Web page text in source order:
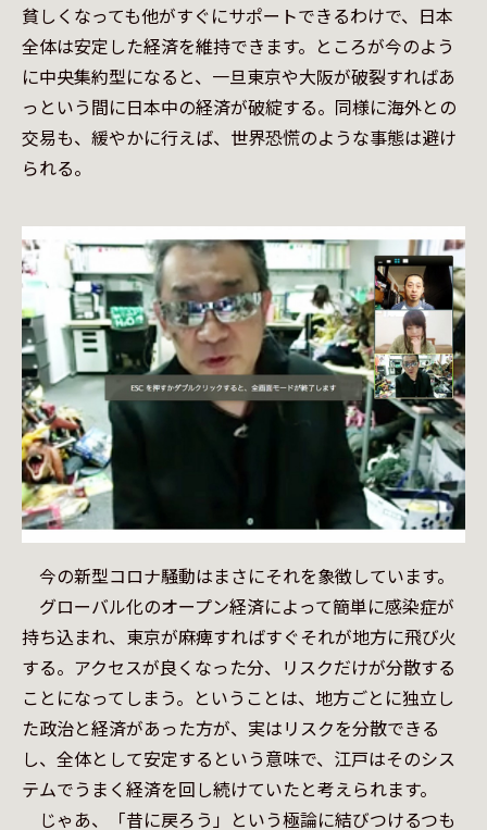
貧しくなっても他がすぐにサポートできるわけで、日本
全体は安定した経済を維持できます。ところが今のよう
に中央集約型になると、一旦東京や大阪が破裂すればあ
っという間に日本中の経済が破綻する。同様に海外との
交易も、緩やかに行えば、世界恐慌のような事態は避け
られる。
今の新型コロナ騒動はまさにそれを象徴しています。
グローバル化のオープン経済によって簡単に感染症が
持ち込まれ、東京が麻痺すればすぐそれが地方に飛び火
する。アクセスが良くなった分、リスクだけが分散する
ことになってしまう。ということは、地方ごとに独立し
た政治と経済があった方が、実はリスクを分散できる
し、全体として安定するという意味で、江戸はそのシス
テムでうまく経済を回し続けていたと考えられます。
じゃあ、「昔に戻ろう」という極論に結びつけるつも